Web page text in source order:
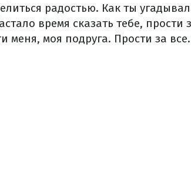
радостью. Как ты
время сказать тебе, прости
меня, моя подруга. Прости за